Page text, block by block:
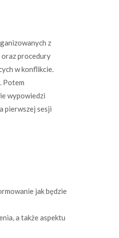
z
procedury
w konflikcie.
Potem
wypowiedzi
pierwszej sesji
jak będzie
a także aspektu